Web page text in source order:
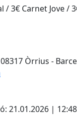
/ 3€ Carnet Jove /
Òrrius -
21.01.2026 | 12:48